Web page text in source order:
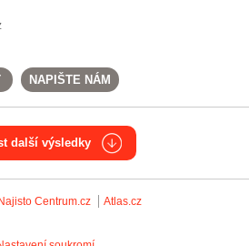
NAPIŠTE NÁM
další výsledky
Centrum.cz Atlas.cz